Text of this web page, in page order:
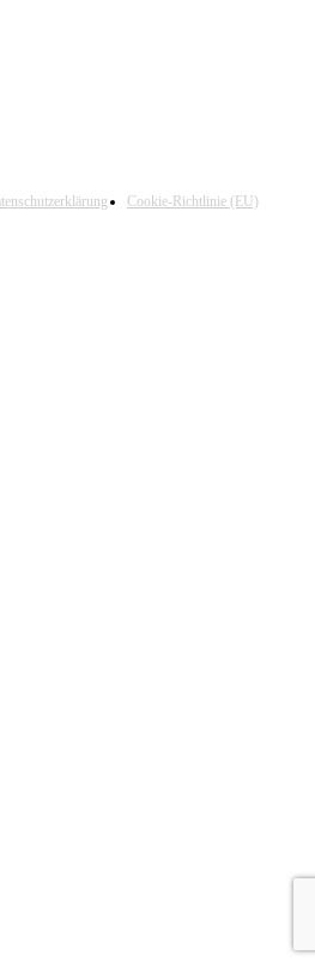
Cookie-Richtlinie (EU)